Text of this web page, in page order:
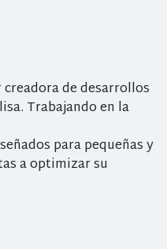
de desarrollos
Trabajando en la
para pequeñas y
a optimizar su